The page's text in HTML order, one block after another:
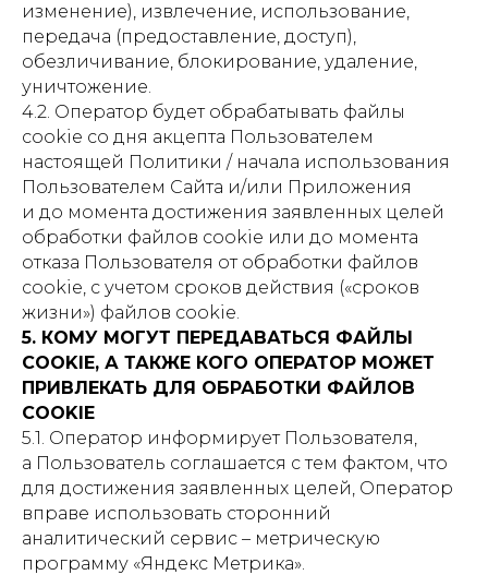
изменение), извлечение, использование,
передача (предоставление, доступ),
обезличивание, блокирование, удаление,
уничтожение.
4.2. Оператор будет обрабатывать файлы
cookie со дня акцепта Пользователем
настоящей Политики / начала использования
Пользователем Сайта и/или Приложения
и до момента достижения заявленных целей
обработки файлов cookie или до момента
отказа Пользователя от обработки файлов
cookie, с учетом сроков действия («сроков
жизни») файлов cookie.
5. КОМУ МОГУТ ПЕРЕДАВАТЬСЯ ФАЙЛЫ
COOKIE, А ТАКЖЕ КОГО ОПЕРАТОР МОЖЕТ
ПРИВЛЕКАТЬ ДЛЯ ОБРАБОТКИ ФАЙЛОВ
COOKIE
5.1. Оператор информирует Пользователя,
а Пользователь соглашается с тем фактом, что
для достижения заявленных целей, Оператор
вправе использовать сторонний
аналитический сервис – метрическую
программу «Яндекс Метрика».